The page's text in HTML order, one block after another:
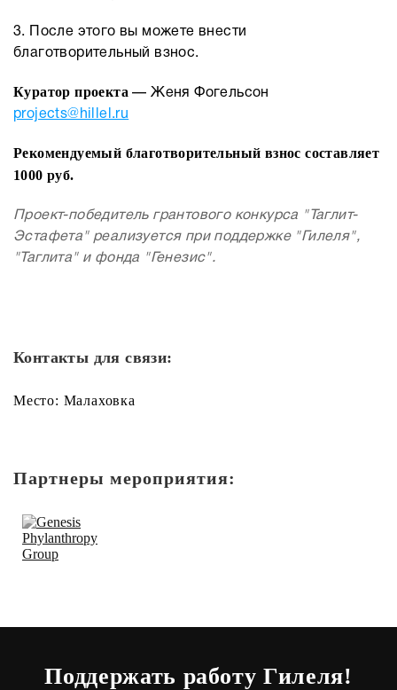
3. После этого вы можете внести
благотворительный взнос.
Куратор проекта— Женя Фогельсон
projects@hillel.ru
Рекомендуемый благотворительный взнос составляет
1000 руб.
Проект-победитель грантового конкурса "Таглит-
Эстафета" реализуется при поддержке "Гилеля",
"Таглита" и фонда "Генезис".
Контакты для связи:
Место: Малаховка
Партнеры мероприятия:
Поддержать работу Гилеля!